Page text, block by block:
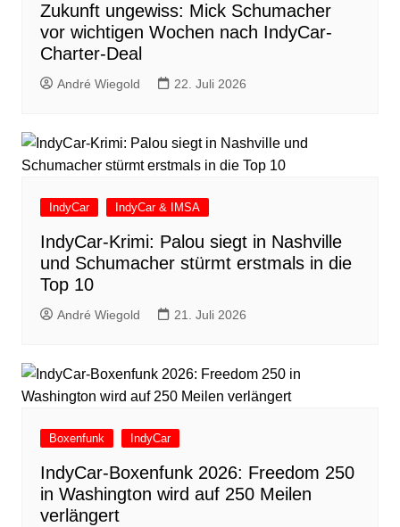
Zukunft ungewiss: Mick Schumacher
vor wichtigen Wochen nach IndyCar-
Charter-Deal
André Wiegold 22. Juli 2026
IndyCar IndyCar & IMSA
IndyCar-Krimi: Palou siegt in Nashville
und Schumacher stürmt erstmals in die
Top 10
André Wiegold 21. Juli 2026
Boxenfunk IndyCar
IndyCar-Boxenfunk 2026: Freedom 250
in Washington wird auf 250 Meilen
verlängert